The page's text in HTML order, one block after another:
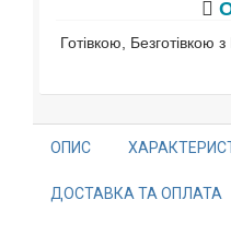
Готівкою,
ОПИС
ДОСТАВКА ТА ОПЛАТА